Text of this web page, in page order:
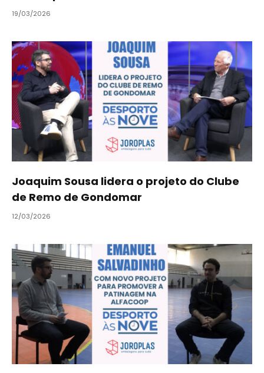
19/03/2026
Joaquim Sousa lidera o projeto do Clube
de Remo de Gondomar
12/03/2026